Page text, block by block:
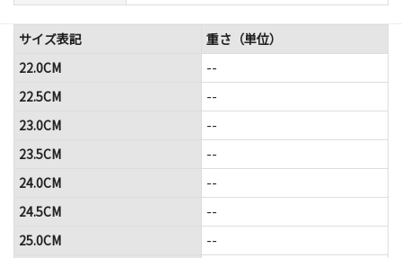
サイズ表記
重さ（単位）
22.0CM
--
22.5CM
--
23.0CM
--
23.5CM
--
24.0CM
--
24.5CM
--
25.0CM
--